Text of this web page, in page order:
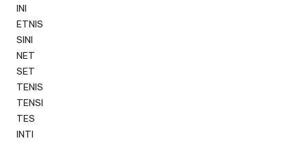
INI
ETNIS
SINI
NET
SET
TENIS
TENSI
TES
INTI